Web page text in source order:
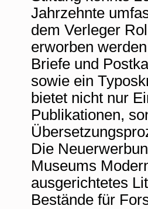
Jahrzehnte
dem Verleger
erworben
Briefe und
sowie ein
bietet nicht nur
Publikationen,
Die
Museums
ausgerichtetes
Bestände für